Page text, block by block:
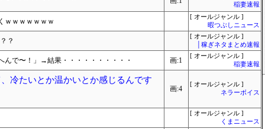
稲妻速報
ｗｗｗｗｗｗｗ
[ オールジャンル ]
暇つぶしニュース
？
[ オールジャンル ]
│稼ぎネタまとめ速報
んで〜！」→結果・・・・・・・・・・ 画:1
[ オールジャンル ]
稲妻速報
冷たいとか温かいとか感じるんです
画:4
[ オールジャンル ]
ネラーボイス
[ オールジャンル ]
くまニュース